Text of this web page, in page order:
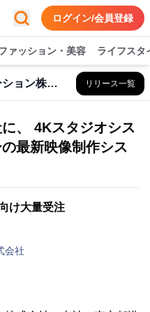
ログイン/会員登録
ァッション・美容 ライフスタ
ソニービジネスソリューション株式会社 リリース一覧
、 4Kスタジオシス
最新映像制作シス
け大量受注
会社